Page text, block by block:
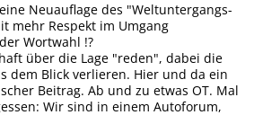
Neuauflage des "Weltuntergangs-
mehr Respekt im Umgang
Wortwahl !?
über die Lage "reden", dabei die
dem Blick verlieren. Hier und da ein
Beitrag. Ab und zu etwas OT. Mal
Wir sind in einem Autoforum,